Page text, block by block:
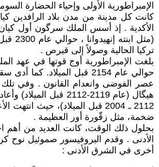
الإمبراطورية الأولى وإحياء الحضارة
الأكدية . إذ أسس الملك سرگون أول
(مثل
تركيا الحالية وصولاً إلى قبرص .
عصر الفوضى وانعدام القانون . وفي تلك
ضخمة، مثل زقّورة أور العظيمة .
بحلول ذلك الوقت، كانت العديد من أهم
أخرى في الشرق الأدنى :